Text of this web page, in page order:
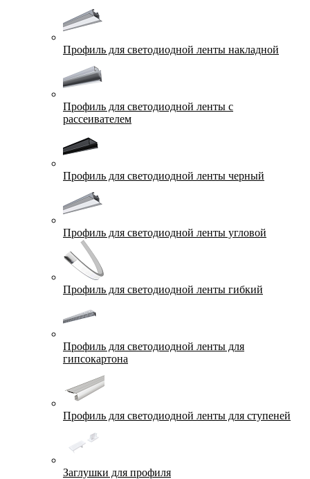
Профиль для светодиодной ленты накладной
Профиль для светодиодной ленты с
рассеивателем
Профиль для светодиодной ленты черный
Профиль для светодиодной ленты угловой
Профиль для светодиодной ленты гибкий
Профиль для светодиодной ленты для
гипсокартона
Профиль для светодиодной ленты для ступеней
Заглушки для профиля